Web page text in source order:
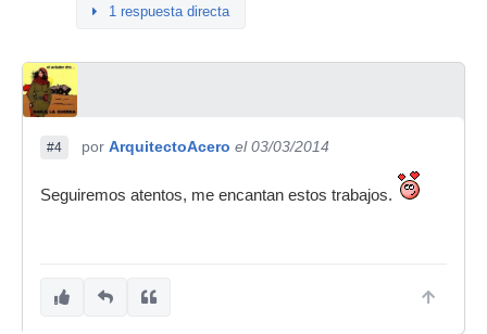
1 respuesta directa
#4 por ArquitectoAcero el 03/03/2014
Seguiremos atentos, me encantan estos trabajos.